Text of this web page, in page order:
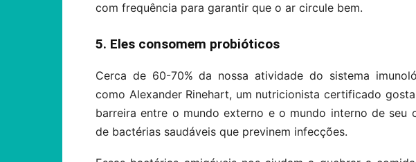
com frequência para garantir que o ar circule bem.
5. Eles consomem probióticos
Cerca de 60-70% da nossa atividade do sistema
como Alexander Rinehart, um nutricionista certificado
barreira entre o mundo externo e o mundo interno de seu
de bactérias saudáveis que previnem infecções.